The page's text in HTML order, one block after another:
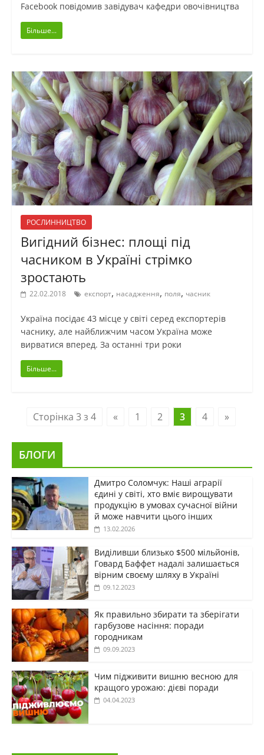
Facebook повідомив завідувач кафедри овочівництва
Більше...
РОСЛИННИЦТВО
Вигідний бізнес: площі під
часником в Україні стрімко
зростають
22.02.2018 експорт, насадження, поля, часник
Україна посідає 43 місце у світі серед експортерів
часнику, але найближчим часом Україна може
вирватися вперед. За останні три роки
Більше...
Сторінка 3 з 4 « 1 2 3 4 »
БЛОГИ
Дмитро Соломчук: Наші аграрії
єдині у світі, хто вміє вирощувати
продукцію в умовах сучасної війни
й може навчити цього інших
13.02.2026
Виділивши близько $500 мільйонів,
Говард Баффет надалі залишається
вірним своєму шляху в Україні
09.12.2023
Як правильно збирати та зберігати
гарбузове насіння: поради
городникам
09.09.2023
Чим підживити вишню весною для
кращого урожаю: дієві поради
04.04.2023